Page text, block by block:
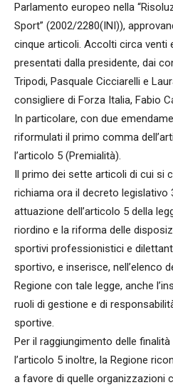
Parlamento europeo nella
Sport” (2002/2280(INI)),
cinque articoli. Accolti circa venti
presentati dalla presidente, dai
Tripodi, Pasquale Cicciarelli e
consigliere di Forza Italia, Fabio
In particolare, con due
riformulati il primo comma
l’articolo 5 (Premialità).
Il primo dei sette articoli di cui si
richiama ora il decreto legislativo
attuazione dell’articolo 5 della
riordino e la riforma delle
sportivi professionistici e
sportivo, e inserisce, nell’elenco
Regione con tale legge, anche
ruoli di gestione e di
sportive.
Per il raggiungimento delle
l’articolo 5 inoltre, la Regione
a favore di quelle organizzazioni